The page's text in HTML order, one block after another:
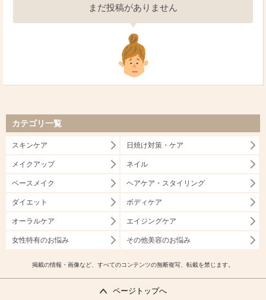
まだ投稿がありません
カテゴリ一覧
スキンケア 日焼け対策・ケア
メイクアップ ネイル
ベースメイク ヘアケア・スタイリング
ダイエット ボディケア
オーラルケア エイジングケア
女性特有のお悩み その他美容のお悩み
掲載の情報・画像など、すべてのコンテンツの無断複写、転載を禁じます。
ページトップへ